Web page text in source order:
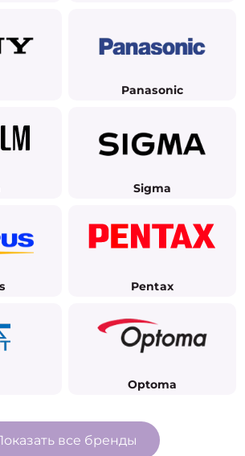
Panasonic
Sigma
Pentax
Optoma
все бренды